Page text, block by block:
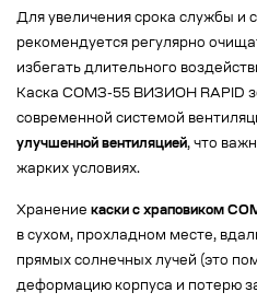
Для увеличения срока службы и
рекомендуется регулярно
избегать длительного
Каска СОМЗ-55 ВИЗИОН RAPID
современной системой
улучшенной вентиляцией, что
жарких условиях.
Хранение каски с храповиком
в сухом, прохладном месте,
прямых солнечных лучей (это
деформацию корпуса и потерю